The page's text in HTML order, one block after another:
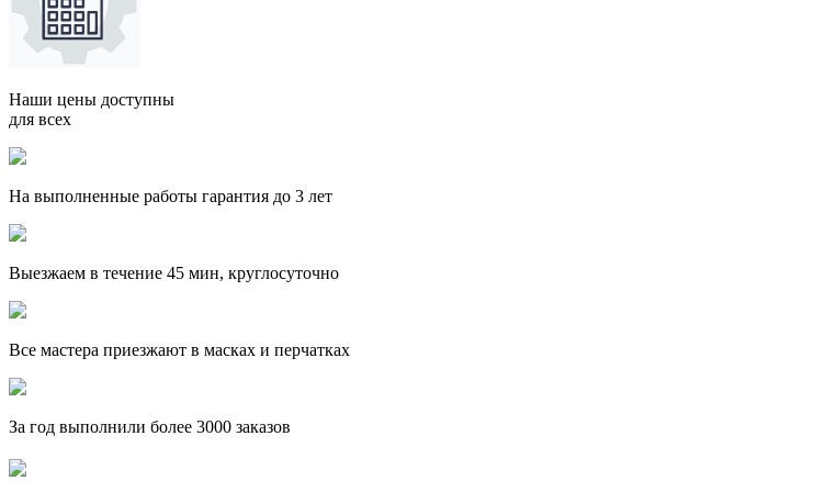
Наши цены доступны
для всех
На выполненные работы гарантия до 3 лет
Выезжаем в течение 45 мин, круглосуточно
Все мастера приезжают в масках и перчатках
За год выполнили более 3000 заказов